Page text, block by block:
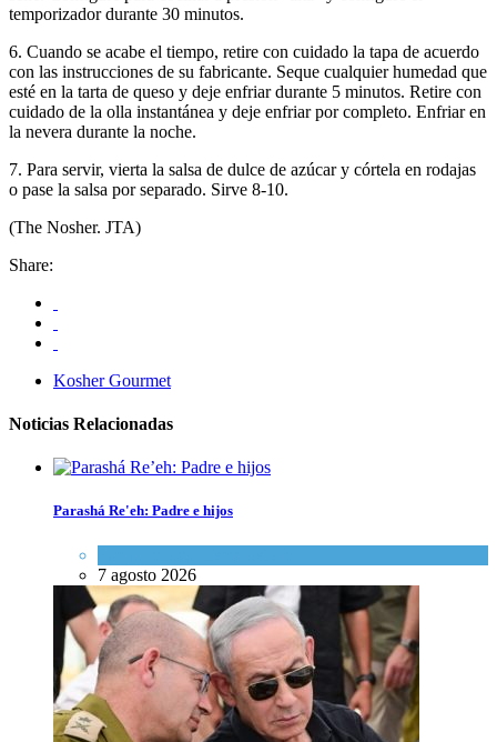
temporizador durante 30 minutos.
6. Cuando se acabe el tiempo, retire con cuidado la tapa de acuerdo
con las instrucciones de su fabricante. Seque cualquier humedad que
esté en la tarta de queso y deje enfriar durante 5 minutos. Retire con
cuidado de la olla instantánea y deje enfriar por completo. Enfriar en
la nevera durante la noche.
7. Para servir, vierta la salsa de dulce de azúcar y córtela en rodajas
o pase la salsa por separado. Sirve 8-10.
(The Nosher. JTA)
Share:
Kosher Gourmet
Noticias Relacionadas
Parashá Re'eh: Padre e hijos
7 agosto 2026